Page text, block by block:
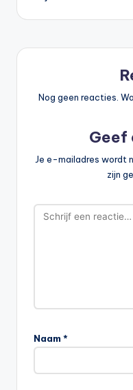
Nog geen reacties.
Geef
Je e-mailadres wordt
zijn
Naam *